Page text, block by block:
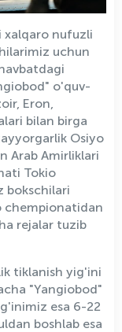
xalqaro nufuzli
uchun
o'quv-
Eron,
bilan birga
Osiyo
Arab Amirliklari
Tokio
bokschilari
chempionatidan
rejalar tuzib
tiklanish yig'ini
"Yangiobod"
esa 6-22
boshlab esa